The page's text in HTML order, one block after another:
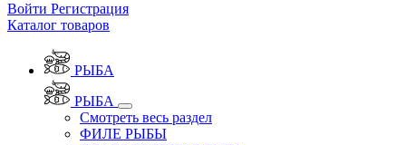
Войти Регистрация
Каталог товаров
РЫБА
РЫБА
Смотреть весь раздел
ФИЛЕ РЫБЫ